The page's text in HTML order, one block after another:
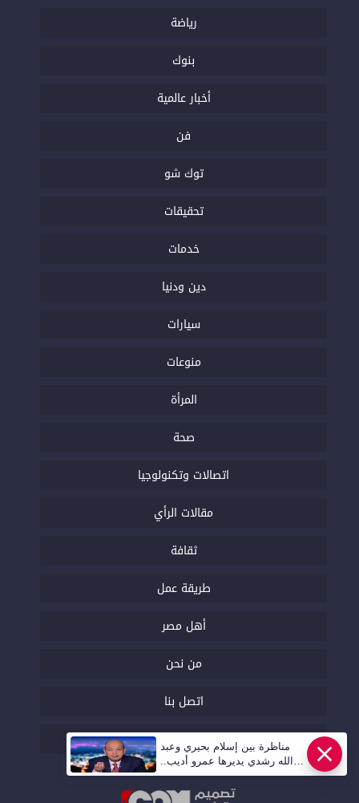
رياضة
بنوك
أخبار عالمية
فن
توك شو
تحقيقات
خدمات
دين ودنيا
سيارات
منوعات
المرأة
صحة
اتصالات وتكنولوجيا
مقالات الرأي
ثقافة
طريقة عمل
أهل مصر
من نحن
اتصل بنا
السياسة التحريرية
مناظرة بين إسلام بحيري وعبد
الله رشدي يديرها عمرو أديب..
قريبا | أهل مصر